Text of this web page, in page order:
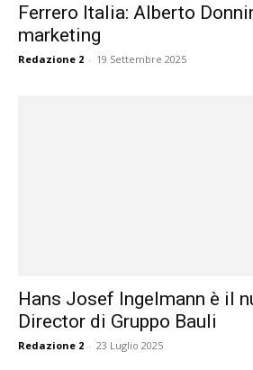
Ferrero Italia: Alberto
marketing
Redazione 2 - 19 Settembre 2025
Hans Josef Ingelmann è il
Director di Gruppo Bauli
Redazione 2 - 23 Luglio 2025